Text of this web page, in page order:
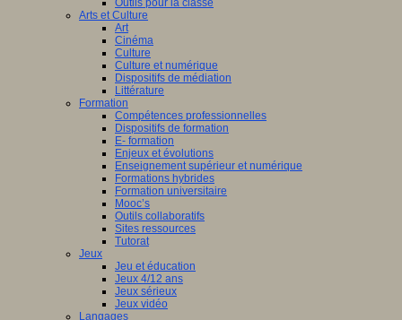
Outils pour la classe
Arts et Culture
Art
Cinéma
Culture
Culture et numérique
Dispositifs de médiation
Littérature
Formation
Compétences professionnelles
Dispositifs de formation
E- formation
Enjeux et évolutions
Enseignement supérieur et numérique
Formations hybrides
Formation universitaire
Mooc’s
Outils collaboratifs
Sites ressources
Tutorat
Jeux
Jeu et éducation
Jeux 4/12 ans
Jeux sérieux
Jeux vidéo
Langages